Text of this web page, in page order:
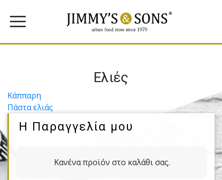
Ελιές
Πλοήγηση
άρθρων
Κάππαρη
Πάστα ελιάς
Η Παραγγελία μου
Κανένα προϊόν στο καλάθι σας.